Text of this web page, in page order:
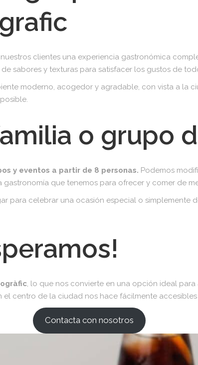
clientes una experiencia gastronómica
sabores y texturas para satisfacer los gustos de
moderno, acogedor y agradable, con vista a la
o grupo
y eventos a partir de 8 personas. Podemos
que tenemos para ofrecer y comer de
para celebrar una ocasión especial o simplemente
, lo que nos convierte en una opción ideal
el centro de la ciudad nos hace fácilmente
Contacta con nosotros